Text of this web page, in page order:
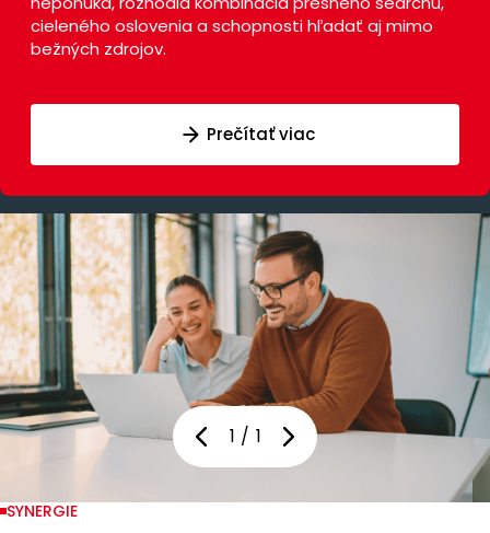
cieleného oslovenia a schopnosti hľadať aj mimo
bežných zdrojov.
Prečítať viac
1 / 1
SYNERGIE